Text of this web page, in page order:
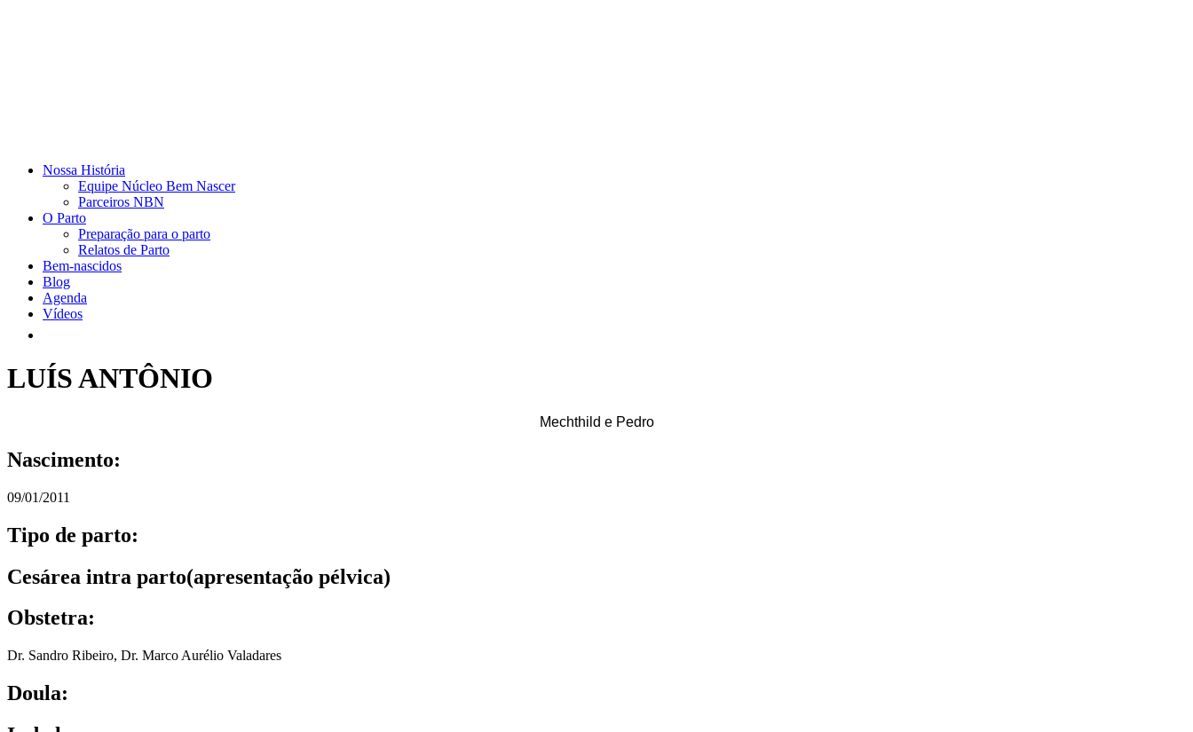
Nossa História
Equipe Núcleo Bem Nascer
Parceiros NBN
O Parto
Preparação para o parto
Relatos de Parto
Bem-nascidos
Blog
Agenda
Vídeos
LUÍS ANTÔNIO
Mechthild e Pedro
Nascimento:
09/01/2011
Tipo de parto:
Cesárea intra parto(apresentação pélvica)
Obstetra:
Dr. Sandro Ribeiro, Dr. Marco Aurélio Valadares
Doula: